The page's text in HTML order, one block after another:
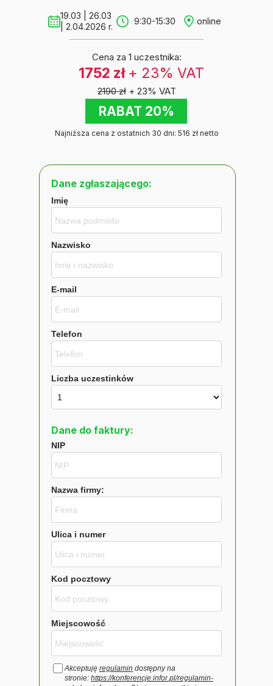
1752 zł + 23% VAT
Cena za 1 uczestnika:
online
RABAT 20%
19.03 | 26.03
| 2.04.2026 r.
9:30-15:30
2190 zł + 23% VAT
Najniższa cena z ostatnich 30 dni: 516 zł netto
Imię
Nazwisko
E-mail
Telefon
Liczba uczestinków
NIP
Nazwa firmy:
Ulica i numer
Kod pocztowy
Miejscowość
Akceptuję regulamin dostępny na
stronie: https://konferencje.infor.pl/regulamin-
Dane do faktury:
Dane zgłaszającego: